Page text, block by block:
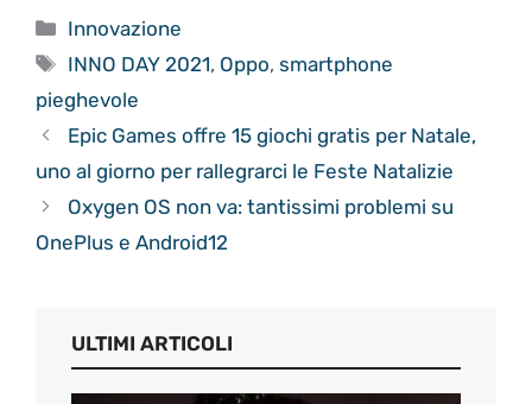
Categorie
Innovazione
Tag
INNO DAY 2021, Oppo,smartphone
pieghevole
Epic Games offre 15 giochi gratis per Natale,
uno al giorno per rallegrarci le Feste Natalizie
Oxygen OS non va: tantissimi problemi su
OnePlus e Android12
ULTIMI ARTICOLI